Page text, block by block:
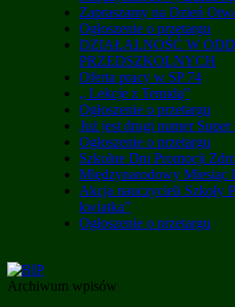
Zapraszamy na Dzień
Ogłoszenie o przetargu
DZIAŁALNOŚĆ W
PRZEDSZKOLNYCH
Oferta pracy w SP 74
„ Lekcje z Temidą”
Ogłoszenie o przetargu
Już jest drugi numer
Ogłoszenie o przetargu
Szkolne Dni Promocji
Międzynarodowy Miesiąc
Akcja nauczycieli Szkoły
kwiatka”
Ogłoszenie o przetargu
Archiwum wpisów